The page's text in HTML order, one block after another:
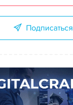
Подписаться